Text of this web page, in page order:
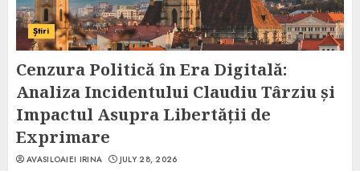
Știri
Cenzura Politică în Era Digitală:
Analiza Incidentului Claudiu Târziu și
Impactul Asupra Libertății de
Exprimare
AVASILOAIEI IRINA JULY 28, 2026